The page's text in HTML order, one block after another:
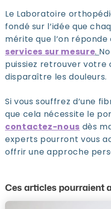
Ces articles pourraient
Le Laboratoire
fondé sur l’idée que
mérite que l’on
services sur mesure.
puissiez retrouver
disparaître les douleurs.
Si vous souffrez d’une
que cela nécessite le
contactez-nous dès
experts pourront vous
offrir une approche